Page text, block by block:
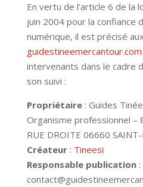
En vertu de l’article 6 de la
juin 2004 pour la confiance
numérique, il est précisé
guidestineemercantour.com
intervenants dans le cadre
son suivi :
Propriétaire: Guides
Organisme professionnel –
RUE DROITE 06660
Créateur: Tineesi
Responsable publication: